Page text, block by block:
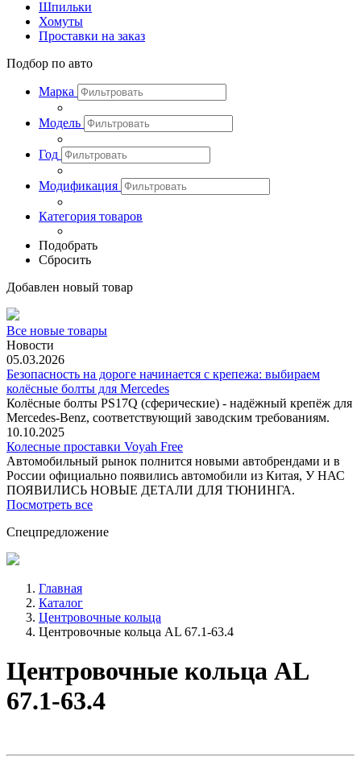
Шпильки
Хомуты
Проставки на заказ
Подбор по авто
Марка
Модель
Год
Модификация
Категория товаров
Подобрать
Сбросить
Добавлен новый товар
Все новые товары
Новости
05.03.2026
Безопасность на дороге начинается с крепежа: выбираем
колёсные болты для Mercedes
Колёсные болты PS17Q (сферические) - надёжный крепёж для
Mercedes‑Benz, соответствующий заводским требованиям.
10.10.2025
Колесные проставки Voyah Free
Автомобильный рынок полнится новыми автобрендами и в
России официально появились автомобили из Китая, У НАС
ПОЯВИЛИСЬ НОВЫЕ ДЕТАЛИ ДЛЯ ТЮНИНГА.
Посмотреть все
Спецпредложение
Главная
Каталог
Центровочные кольца
Центровочные кольца AL 67.1-63.4
Центровочные кольца AL
67.1-63.4